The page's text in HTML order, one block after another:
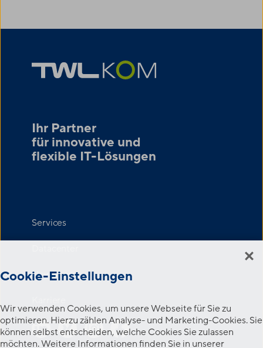
Ihr Partner
für innovative und
flexible IT-Lösungen
Services
Newsroom
Cookie-Einstellungen
Wir verwenden Cookies, um unsere Webseite für Sie zu
optimieren. Hierzu zählen Analyse- und Marketing-Cookies. Sie
können selbst entscheiden, welche Cookies Sie zulassen
möchten. Weitere Informationen finden Sie in unserer